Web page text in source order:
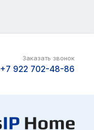
Заказать звонок
+7 922 702-48-86